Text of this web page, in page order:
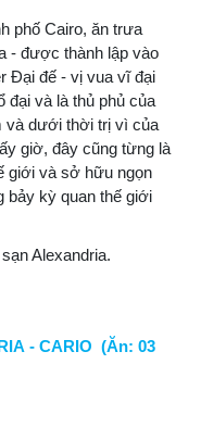
phố Cairo, ăn trưa
- được thành lập vào
Đại đế - vị vua vĩ đại
đại và là thủ phủ của
và dưới thời trị vì của
giờ, đây cũng từng là
giới và sở hữu ngọn
bảy kỳ quan thế giới
Alexandria.
- CARIO (Ăn: 03